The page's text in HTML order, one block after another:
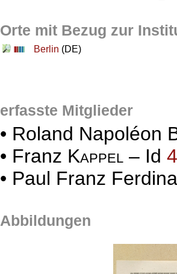
Orte mit Bezug zur
Berlin (DE)
erfasste Mitglieder
• Roland Napoléon
• Franz Kappel – Id
• Paul Franz
Abbildungen